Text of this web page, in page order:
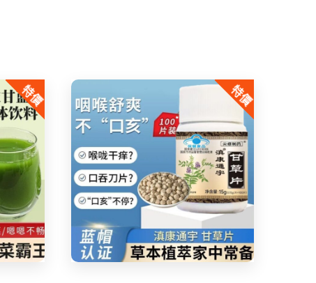
特價 特價
Share